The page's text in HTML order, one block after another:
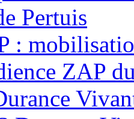
Pertuis
:
ZAP